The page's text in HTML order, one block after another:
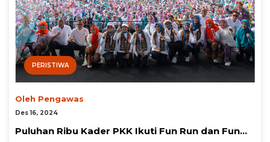
PERISTIWA
Oleh Pengawas
Des 16, 2024
Puluhan Ribu Kader PKK Ikuti Fun Run dan Fun...